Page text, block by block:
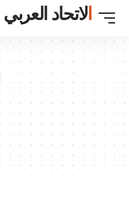
السوري لكرة السلة
admin